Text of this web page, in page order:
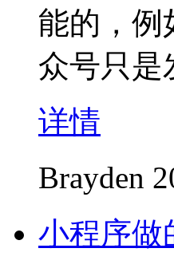
能的，例
众号只是
详情
Brayden
小程序做